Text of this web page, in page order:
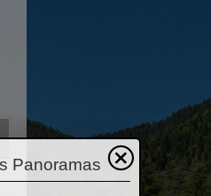
Panoramas